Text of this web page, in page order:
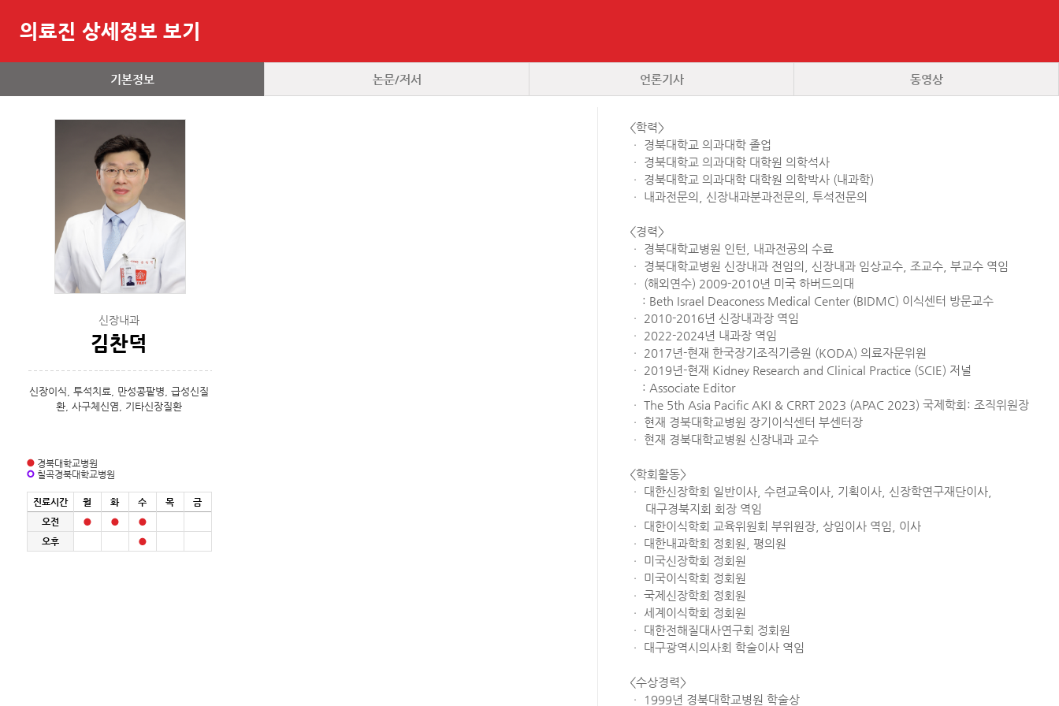
의료진 상세정보 보기
기본정보 논문/저서 언론기사 동영상
신장내과
김찬덕
신장이식, 투석치료, 만성콩팥병, 급성신질
환, 사구체신염, 기타신장질환
경북대학교병원
칠곡경북대학교병원
진료시간 월 화 수 목
금
오전
오후
<학력>
ㆍ 경북대학교 의과대학 졸업
ㆍ 경북대학교 의과대학 대학원 의학석사
ㆍ 경북대학교 의과대학 대학원 의학박사 (내과학)
ㆍ 내과전문의, 신장내과분과전문의, 투석전문의
<경력>
ㆍ 경북대학교병원 인턴, 내과전공의 수료
ㆍ 경북대학교병원 신장내과 전임의, 신장내과 임상교수, 조교수, 부교수 역임
ㆍ (해외연수) 2009-2010년 미국 하버드의대
: Beth Israel Deaconess Medical Center (BIDMC) 이식센터 방문교수
ㆍ 2010-2016년 신장내과장 역임
ㆍ 2022-2024년 내과장 역임
ㆍ 2017년-현재 한국장기조직기증원 (KODA) 의료자문위원
ㆍ 2019년-현재 Kidney Research and Clinical Practice (SCIE) 저널
: Associate Editor
ㆍ The 5th Asia Pacific AKI & CRRT 2023 (APAC 2023) 국제학회: 조직위원장
ㆍ 현재 경북대학교병원 장기이식센터 부센터장
ㆍ 현재 경북대학교병원 신장내과 교수
<학회활동>
ㆍ 대한신장학회 일반이사, 수련교육이사, 기획이사, 신장학연구재단이사,
대구경북지회 회장 역임
ㆍ 대한이식학회 교육위원회 부위원장 상임이사 역임, 이사
ㆍ 대한내과학회 정회원, 평의원
ㆍ 미국신장학회 정회원
ㆍ 미국이식학회 정회원
ㆍ 국제신장학회 정회원
ㆍ 세계이식학회 정회원
ㆍ 대한전해질대사연구회 정회원
ㆍ 대구광역시의사회 학술이사 역임
<수상경력>
ㆍ 1999년 경북대학교병원 학술상